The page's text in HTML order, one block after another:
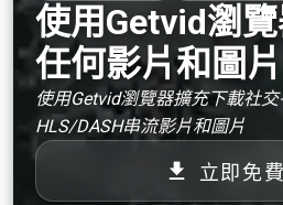
使用Getvid瀏
任何影片和圖片
使用Getvid瀏覽器擴充下載社
HLS/DASH串流影片和圖片
立即免